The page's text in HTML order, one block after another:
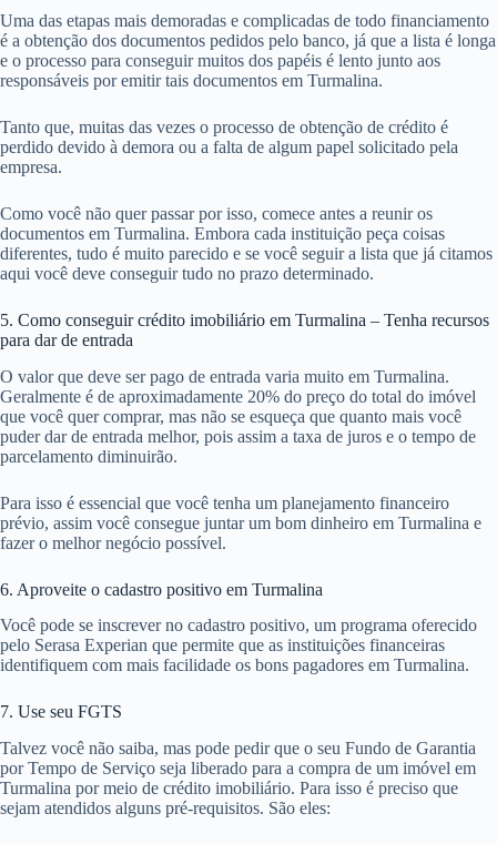
Uma das etapas mais demoradas e complicadas de todo financiamento
é a obtenção dos documentos pedidos pelo banco, já que a lista é longa
e o processo para conseguir muitos dos papéis é lento junto aos
responsáveis por emitir tais documentos em Turmalina.
Tanto que, muitas das vezes o processo de obtenção de crédito é
perdido devido à demora ou a falta de algum papel solicitado pela
empresa.
Como você não quer passar por isso, comece antes a reunir os
documentos em Turmalina. Embora cada instituição peça coisas
diferentes, tudo é muito parecido e se você seguir a lista que já citamos
aqui você deve conseguir tudo no prazo determinado.
5. Como conseguir crédito imobiliário em Turmalina – Tenha recursos
para dar de entrada
O valor que deve ser pago de entrada varia muito em Turmalina.
Geralmente é de aproximadamente 20% do preço do total do imóvel
que você quer comprar, mas não se esqueça que quanto mais você
puder dar de entrada melhor, pois assim a taxa de juros e o tempo de
parcelamento diminuirão.
Para isso é essencial que você tenha um planejamento financeiro
prévio, assim você consegue juntar um bom dinheiro em Turmalina e
fazer o melhor negócio possível.
6. Aproveite o cadastro positivo em Turmalina
Você pode se inscrever no cadastro positivo, um programa oferecido
pelo Serasa Experian que permite que as instituições financeiras
identifiquem com mais facilidade os bons pagadores em Turmalina.
7. Use seu FGTS
Talvez você não saiba, mas pode pedir que o seu Fundo de Garantia
por Tempo de Serviço seja liberado para a compra de um imóvel em
Turmalina por meio de crédito imobiliário. Para isso é preciso que
sejam atendidos alguns pré-requisitos. São eles: